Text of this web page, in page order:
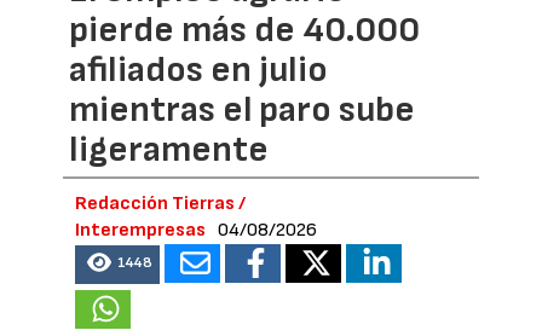
pierde más de 40.000
afiliados en julio
mientras el paro sube
ligeramente
Redacción Tierras /
Interempresas
04/08/2026
1448